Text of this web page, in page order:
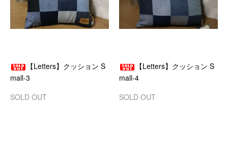
【Letters】クッション S
mall-3
SOLD OUT
【Letters】クッション S
mall-4
SOLD OUT